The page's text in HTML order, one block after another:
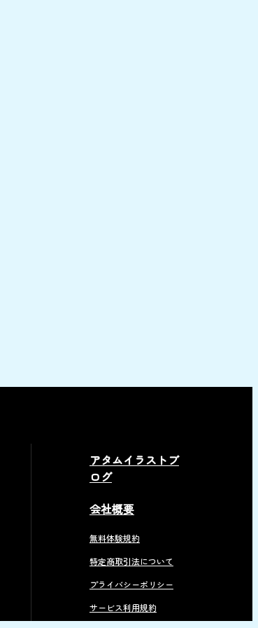
アタムイラストブ
ログ
会社概要
無料体験規約
特定商取引法について
プライバシーポリシー
サービス利用規約